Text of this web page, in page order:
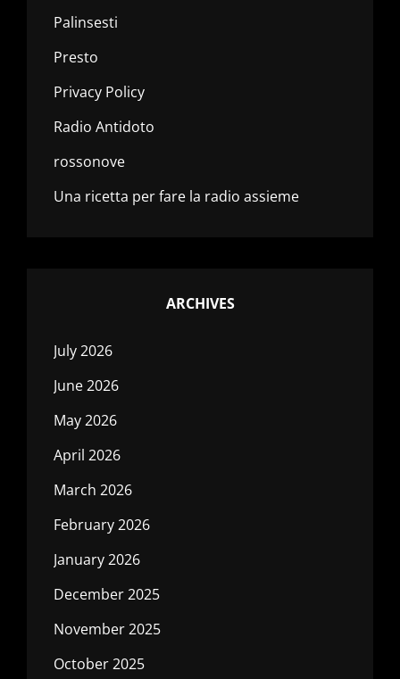
Palinsesti
Presto
Privacy Policy
Radio Antidoto
rossonove
Una ricetta per fare la radio assieme
ARCHIVES
July 2026
June 2026
May 2026
April 2026
March 2026
February 2026
January 2026
December 2025
November 2025
October 2025